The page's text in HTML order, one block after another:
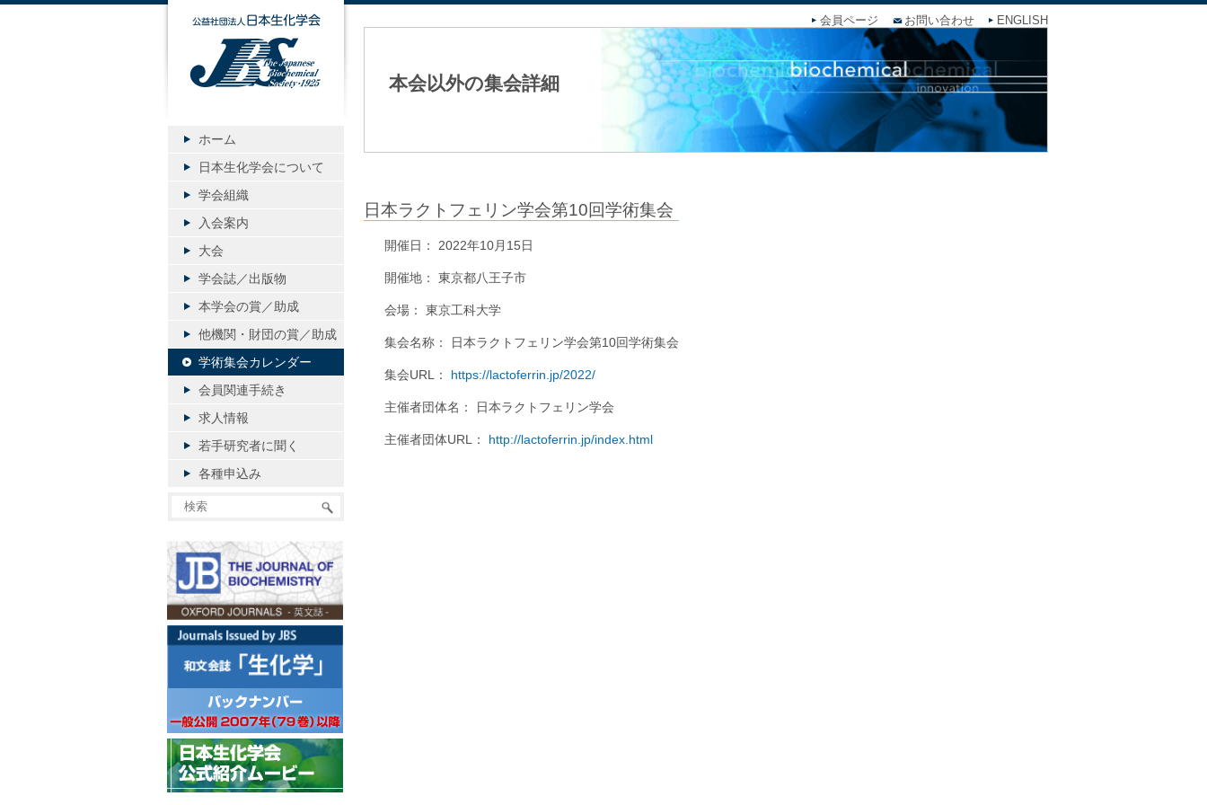
会員ページ お問い合わせ ENGLISH
本会以外の集会詳細
日本ラクトフェリン学会第10回学術集会
開催日： 2022年10月15日
開催地： 東京都八王子市
会場： 東京工科大学
集会名称： 日本ラクトフェリン学会第10回学術集会
集会URL： https://lactoferrin.jp/2022/
主催者団体名： 日本ラクトフェリン学会
主催者団体URL： http://lactoferrin.jp/index.html
公益社団法人日本生化学会
ホーム
日本生化学会について
学会組織
入会案内
大会
学会誌／出版物
本学会の賞／助成
他機関・財団の賞／助成
学術集会カレンダー
会員関連手続き
求人情報
若手研究者に聞く
各種申込み